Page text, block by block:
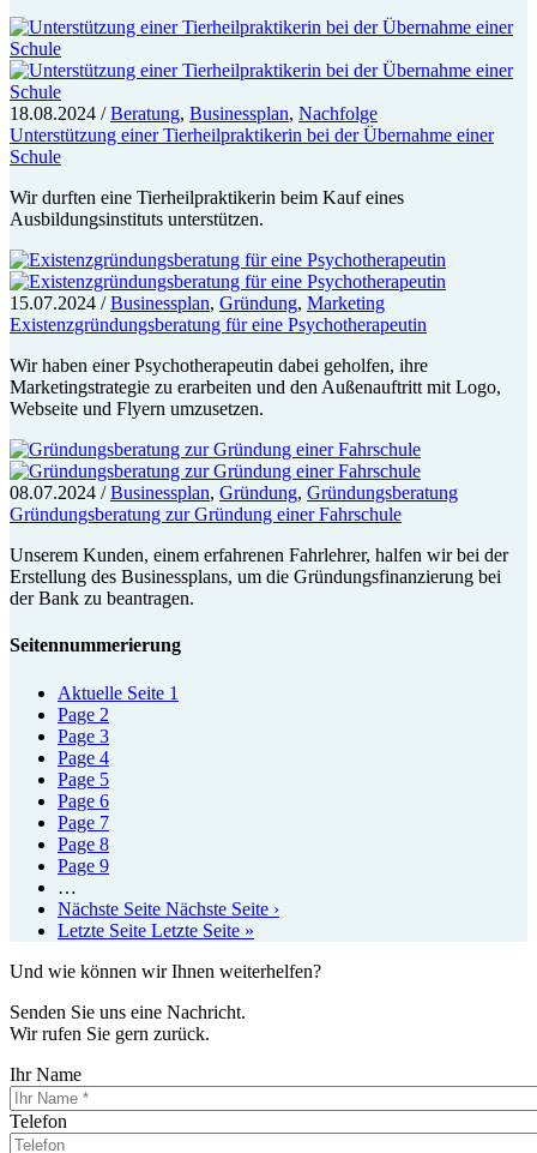
18.08.2024 /Beratung, Businessplan, Nachfolge
Unterstützung einer Tierheilpraktikerin bei der Übernahme einer
Schule
Wir durften eine Tierheilpraktikerin beim Kauf eines
Ausbildungsinstituts unterstützen.
15.07.2024 /Businessplan, Gründung, Marketing
Existenzgründungsberatung für eine Psychotherapeutin
Wir haben einer Psychotherapeutin dabei geholfen, ihre
Marketingstrategie zu erarbeiten und den Außenauftritt mit Logo,
Webseite und Flyern umzusetzen.
08.07.2024 /Businessplan, Gründung, Gründungsberatung
Gründungsberatung zur Gründung einer Fahrschule
Unserem Kunden, einem erfahrenen Fahrlehrer, halfen wir bei der
Erstellung des Businessplans, um die Gründungsfinanzierung bei
der Bank zu beantragen.
Seitennummerierung
Aktuelle Seite 1
Page 2
Page 3
Page 4
Page 5
Page 6
Page 7
Page 8
Page 9
…
Nächste Seite Nächste Seite ›
Letzte Seite Letzte Seite »
Und wie können wir Ihnen weiterhelfen?
Senden Sie uns eine Nachricht.
Wir rufen Sie gern zurück.
Ihr Name
Telefon